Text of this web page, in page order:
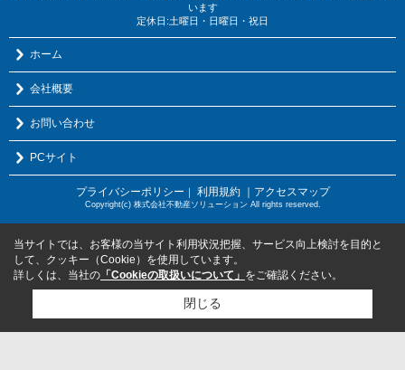
います
定休日:土曜日・日曜日・祝日
ホーム
会社概要
お問い合わせ
PCサイト
プライバシーポリシー ｜ 利用規約 ｜アクセスマップ
Copyright(c) 株式会社不動産ソリューション All rights reserved.
当サイトでは、お客様の当サイト利用状況把握、サービス向上検討を目的と
して、クッキー（Cookie）を使用しています。
詳しくは、当社の 「Cookieの取扱いについて」 をご確認ください。
閉じる